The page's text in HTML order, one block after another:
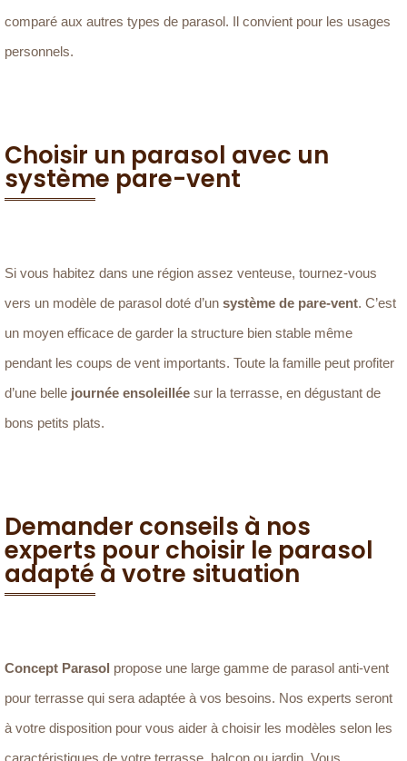
comparé aux autres types de parasol. Il convient pour les usages
personnels.
Choisir un parasol avec un
système pare-vent
Si vous habitez dans une région assez venteuse, tournez-vous
vers un modèle de parasol doté d’un système de pare-vent. C’est
un moyen efficace de garder la structure bien stable même
pendant les coups de vent importants. Toute la famille peut profiter
d’une belle journée ensoleillée sur la terrasse, en dégustant de
bons petits plats.
Demander conseils à nos
experts pour choisir le parasol
adapté à votre situation
Concept Parasol propose une large gamme de parasol anti-vent
pour terrasse qui sera adaptée à vos besoins. Nos experts seront
à votre disposition pour vous aider à choisir les modèles selon les
caractéristiques de votre terrasse, balcon ou jardin. Vous